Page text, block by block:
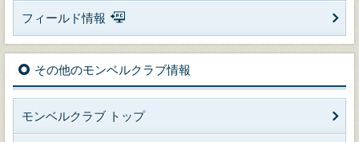
フィールド情報
その他のモンベルクラブ情報
モンベルクラブ トップ